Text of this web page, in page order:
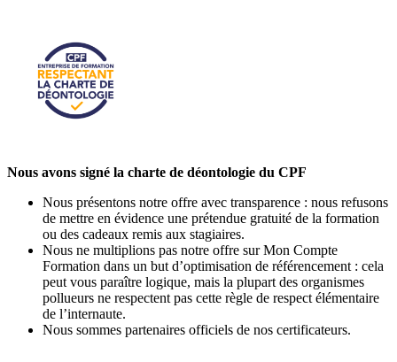
Nous avons signé la charte de déontologie du CPF
Nous présentons notre offre avec transparence : nous refusons
de mettre en évidence une prétendue gratuité de la formation
ou des cadeaux remis aux stagiaires.
Nous ne multiplions pas notre offre sur Mon Compte
Formation dans un but d’optimisation de référencement : cela
peut vous paraître logique, mais la plupart des organismes
pollueurs ne respectent pas cette règle de respect élémentaire
de l’internaute.
Nous sommes partenaires officiels de nos certificateurs.